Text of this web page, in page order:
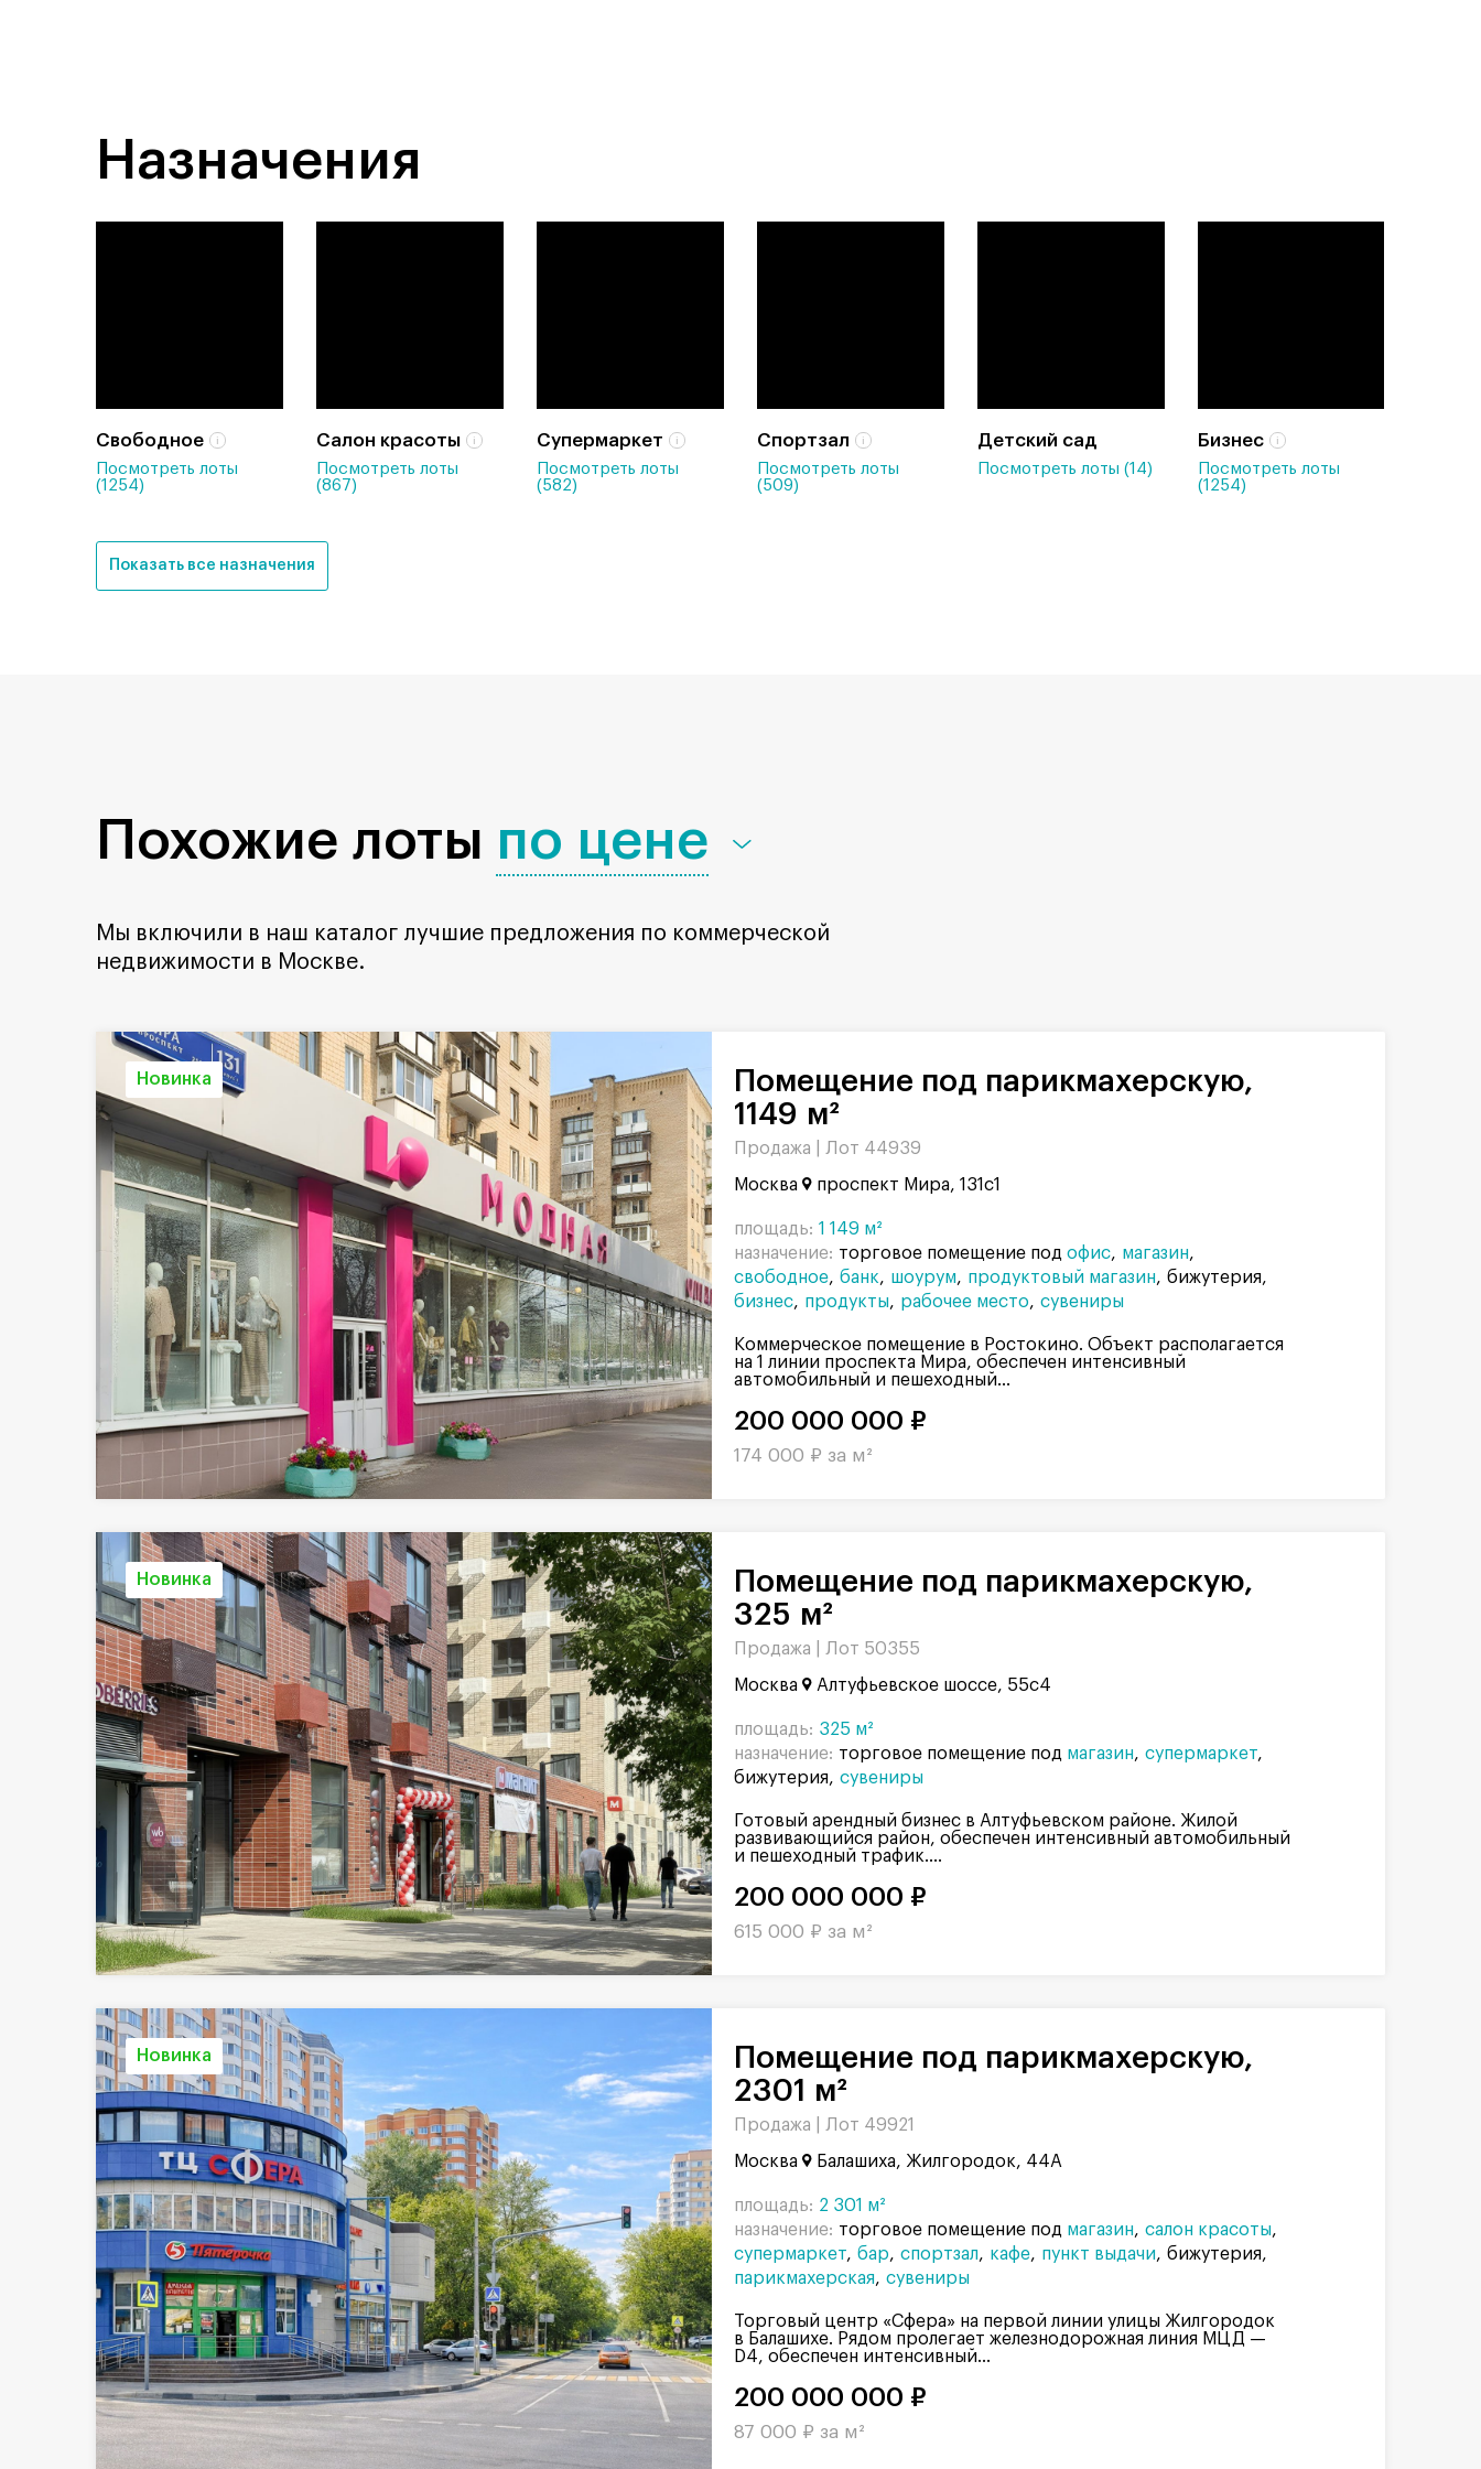
Назначения
Свободное
Посмотреть лоты
(1254)
Салон красоты
Посмотреть лоты
(867)
Супермаркет
Посмотреть лоты
(582)
Спортзал
Посмотреть лоты
(509)
Детский сад
Посмотреть лоты (14)
Бизнес
Посмотреть лоты
(1254)
Показать все назначения
Похожие лоты по цене
Мы включили в наш каталог лучшие предложения по коммерческой
недвижимости в Москве.
Новинка
Помещение под парикмахерскую,
1149 м²
Продажа | Лот 44939
Москва проспект Мира, 131с1
площадь: 1 149 м²
назначение: торговое помещение под офис
магазин
свободное
банк шоурум продуктовый магазин
бижутерия
бизнес
продукты рабочее место сувениры
Коммерческое помещение в Ростокино. Объект располагается
на 1 линии проспекта Мира, обеспечен интенсивный
автомобильный и пешеходный...
200 000 000 ₽
174 000 ₽ за м²
Новинка
Помещение под парикмахерскую,
325 м²
Продажа | Лот 50355
Москва Алтуфьевское шоссе, 55с4
площадь: 325 м²
назначение: торговое помещение под магазин
супермаркет
бижутерия
сувениры
Готовый арендный бизнес в Алтуфьевском районе. Жилой
развивающийся район, обеспечен интенсивный автомобильный
и пешеходный трафик....
200 000 000 ₽
615 000 ₽ за м²
Новинка
Помещение под парикмахерскую,
2301 м²
Продажа | Лот 49921
Москва Балашиха, Жилгородок, 44А
площадь: 2 301 м²
назначение: торговое помещение под магазин
салон красоты
супермаркет
бар спортзал кафе пункт выдачи
бижутерия
парикмахерская
сувениры
Торговый центр «Сфера» на первой линии улицы Жилгородок
в Балашихе. Рядом пролегает железнодорожная линия МЦД —
D4, обеспечен интенсивный...
200 000 000 ₽
87 000 ₽ за м²